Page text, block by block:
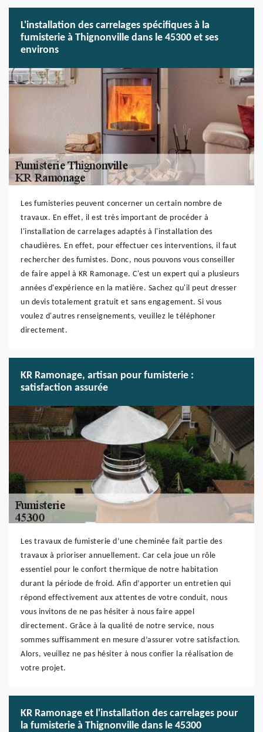
L'installation des carrelages spécifiques à la
fumisterie à Thignonville dans le 45300 et ses
environs
Les fumisteries peuvent concerner un certain nombre de
travaux. En effet, il est très important de procéder à
l'installation de carrelages adaptés à l'installation des
chaudières. En effet, pour effectuer ces interventions, il faut
rechercher des fumistes. Donc, nous pouvons vous conseiller
de faire appel à KR Ramonage. C'est un expert qui a plusieurs
années d'expérience en la matière. Sachez qu'il peut dresser
un devis totalement gratuit et sans engagement. Si vous
voulez d'autres renseignements, veuillez le téléphoner
directement.
KR Ramonage, artisan pour fumisterie :
satisfaction assurée
Les travaux de fumisterie d’une cheminée fait partie des
travaux à prioriser annuellement. Car cela joue un rôle
essentiel pour le confort thermique de notre habitation
durant la période de froid. Afin d’apporter un entretien qui
répond effectivement aux attentes de votre conduit, nous
vous invitons de ne pas hésiter à nous faire appel
directement. Grâce à la qualité de notre service, nous
sommes suffisamment en mesure d’assurer votre satisfaction.
Alors, veuillez ne pas hésiter à nous confier la réalisation de
votre projet.
KR Ramonage et l'installation des carrelages pour
la fumisterie à Thignonville dans le 45300